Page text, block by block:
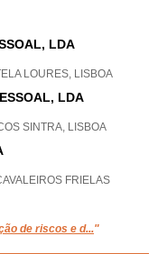
LDA
LOURES, LISBOA
LDA
SINTRA, LISBOA
FRIELAS
de riscos e d..."